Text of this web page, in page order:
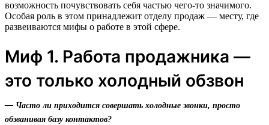
возможность почувствовать себя частью чего-то значимого.
Особая роль в этом принадлежит отделу продаж — месту, где
развеиваются мифы о работе в этой сфере.
Миф 1. Работа продажника —
это только холодный обзвон
— Часто ли приходится совершать холодные звонки, просто
обзванивая базу контактов?